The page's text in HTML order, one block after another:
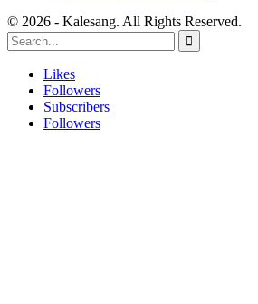
© 2026 - Kalesang. All Rights Reserved.
Likes
Followers
Subscribers
Followers